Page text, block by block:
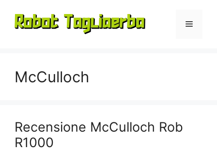
contenuto
Menu
McCulloch
Recensione McCulloch Rob
R1000